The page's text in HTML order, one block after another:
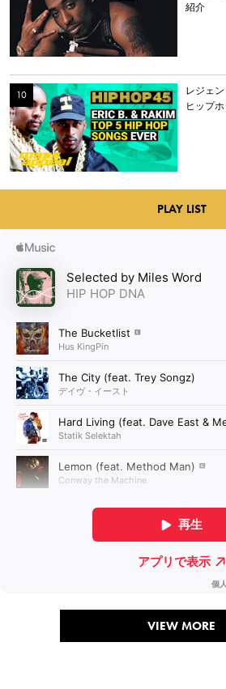
紹介
レジェン
ヒップ
PLAY LIST
VIEW MORE